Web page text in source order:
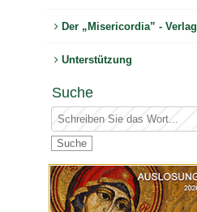
Der „Misericordia” - Verlag
Unterstützung
Suche